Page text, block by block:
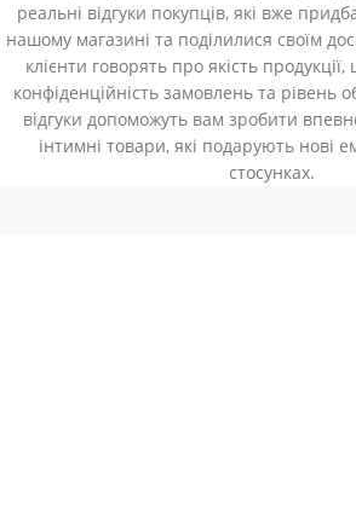
реальні відгуки покупців, які вже
нашому магазині та поділилися своїм
клієнти говорять про якість
конфіденційність замовлень та рівень
відгуки допоможуть вам зробити
інтимні товари, які подарують нові
стосунках.